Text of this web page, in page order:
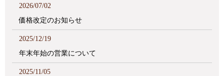
2026/07/02
価格改定のお知らせ
2025/12/19
年末年始の営業について
2025/11/05